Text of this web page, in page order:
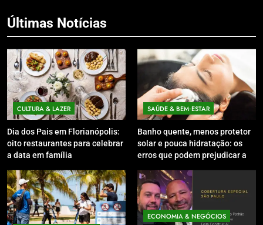
Últimas Notícias
CULTURA & LAZER
Dia dos Pais em Florianópolis:
oito restaurantes para celebrar
a data em família
SAÚDE & BEM‑ESTAR
Banho quente, menos protetor
solar e pouca hidratação: os
erros que podem prejudicar a
inverno
ECONOMIA & NEGÓCIOS